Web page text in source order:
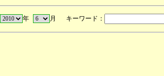
年 月 キーワード：